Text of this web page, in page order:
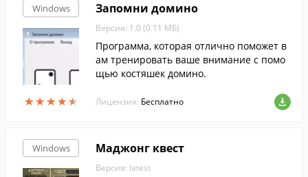
Windows
★★★★★
★★★★★
Запомни домино
Версия: 1.0 (0.11 МБ)
Программа, которая отлично поможет в
ам тренировать ваше внимание с помо
щью костяшек домино.
Лицензия: Бесплатно
Windows Маджонг квест
Версия: latest